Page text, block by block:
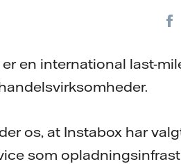
en international last-
os, at Instabox har
som